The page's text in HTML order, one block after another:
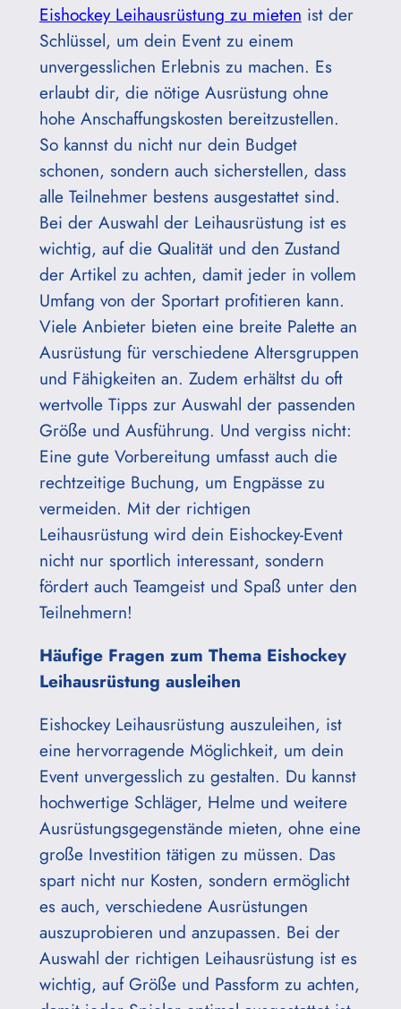
Eishockey Leihausrüstung zu mieten ist der
Schlüssel, um dein Event zu einem
unvergesslichen Erlebnis zu machen. Es
erlaubt dir, die nötige Ausrüstung ohne
hohe Anschaffungskosten bereitzustellen.
So kannst du nicht nur dein Budget
schonen, sondern auch sicherstellen, dass
alle Teilnehmer bestens ausgestattet sind.
Bei der Auswahl der Leihausrüstung ist es
wichtig, auf die Qualität und den Zustand
der Artikel zu achten, damit jeder in vollem
Umfang von der Sportart profitieren kann.
Viele Anbieter bieten eine breite Palette an
Ausrüstung für verschiedene Altersgruppen
und Fähigkeiten an. Zudem erhältst du oft
wertvolle Tipps zur Auswahl der passenden
Größe und Ausführung. Und vergiss nicht:
Eine gute Vorbereitung umfasst auch die
rechtzeitige Buchung, um Engpässe zu
vermeiden. Mit der richtigen
Leihausrüstung wird dein Eishockey-Event
nicht nur sportlich interessant, sondern
fördert auch Teamgeist und Spaß unter den
Teilnehmern!
Häufige Fragen zum Thema Eishockey
Leihausrüstung ausleihen
Eishockey Leihausrüstung auszuleihen, ist
eine hervorragende Möglichkeit, um dein
Event unvergesslich zu gestalten. Du kannst
hochwertige Schläger, Helme und weitere
Ausrüstungsgegenstände mieten, ohne eine
große Investition tätigen zu müssen. Das
spart nicht nur Kosten, sondern ermöglicht
es auch, verschiedene Ausrüstungen
auszuprobieren und anzupassen. Bei der
Auswahl der richtigen Leihausrüstung ist es
wichtig, auf Größe und Passform zu achten,